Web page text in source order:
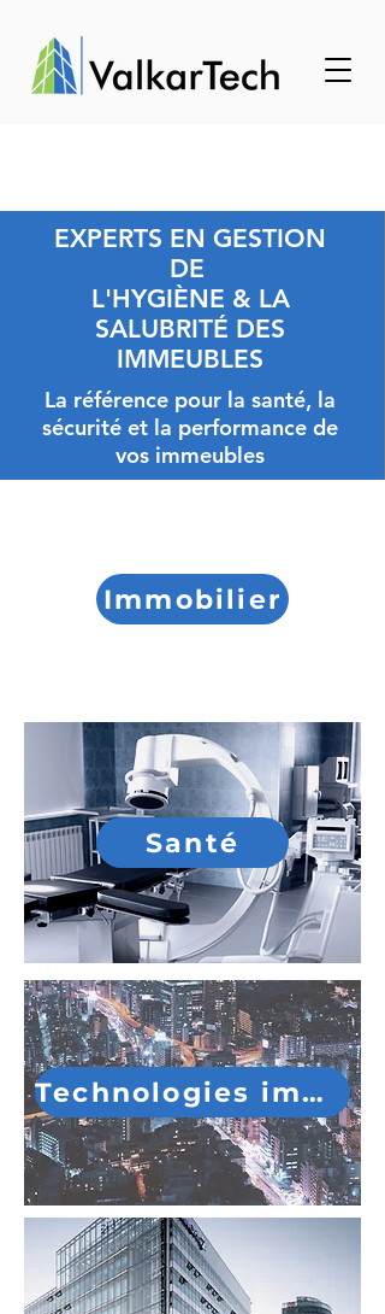
EXPERTS EN GESTION
DE
L'HYGIÈNE & LA
SALUBRITÉ DES
IMMEUBLES
La référence pour la santé, la
sécurité et la performance de
vos immeubles
Immobilier
Santé
Technologies immobilières